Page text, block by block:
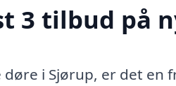
3 tilbud på
i Sjørup, er det en